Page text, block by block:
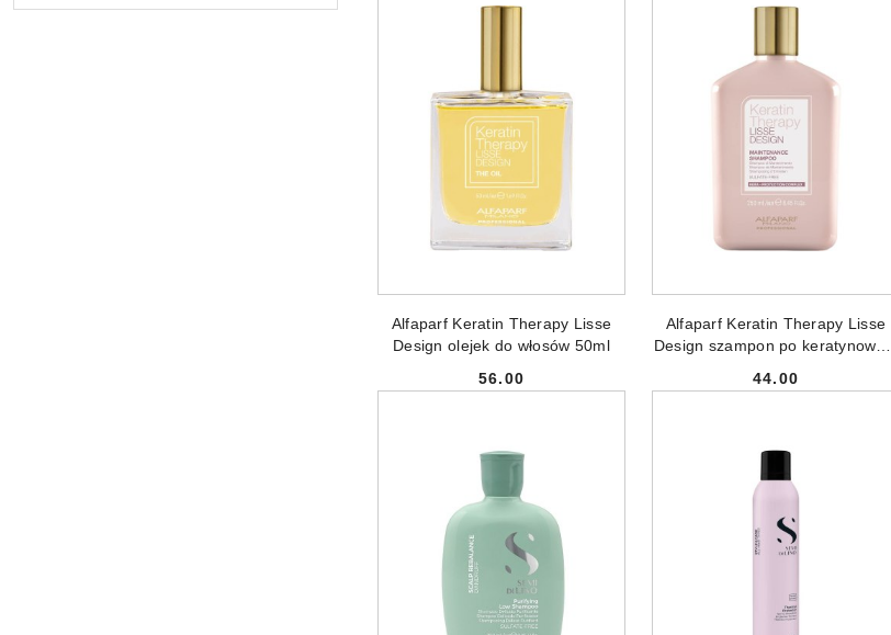
Alfaparf Keratin Therapy Lisse
Design olejek do włosów 50ml
Cena:
56.00
Alfaparf Keratin Therapy Lisse
Design szampon po keratynowym
Cena:
44.00